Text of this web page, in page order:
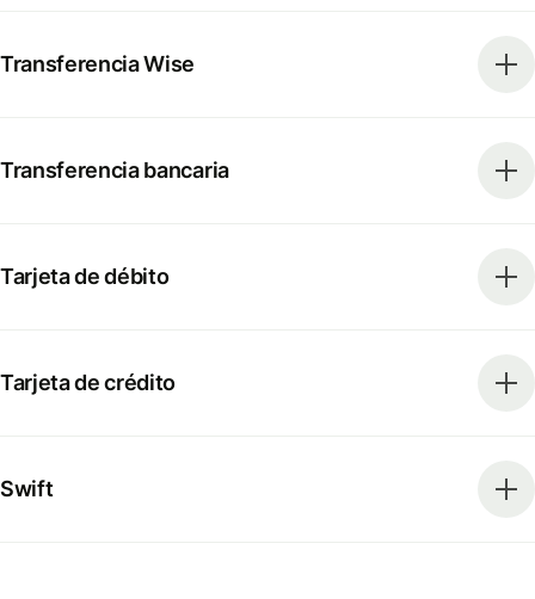
Transferencia Wise
Transferencia bancaria
Tarjeta de débito
Tarjeta de crédito
Swift